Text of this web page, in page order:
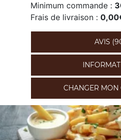
Minimum commande :
Frais de livraison :
AVIS
CHANGER MON